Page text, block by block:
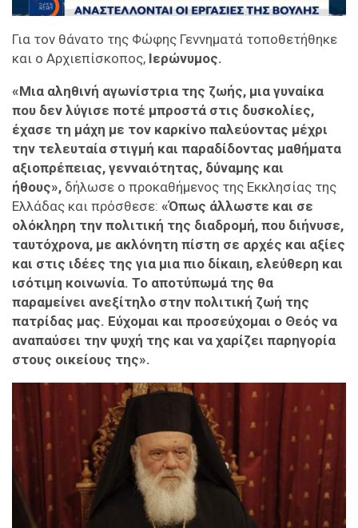
Για τον θάνατο της Φώφης Γεννηματά τοποθετήθηκε
και ο Αρχιεπίσκοπος, Ιερώνυμος.
«Μια αληθινή αγωνίστρια της ζωής, μια γυναίκα
που δεν λύγισε ποτέ μπροστά στις δυσκολίες,
έχασε τη μάχη με τον καρκίνο παλεύοντας μέχρι
την τελευταία στιγμή και παραδίδοντας μαθήματα
αξιοπρέπειας, γενναιότητας, δύναμης και
ήθους», δήλωσε ο προκαθήμενος της Εκκλησίας της
Ελλάδας και πρόσθεσε: «Όπως άλλωστε και σε
ολόκληρη την πολιτική της διαδρομή, που διήνυσε,
ταυτόχρονα, με ακλόνητη πίστη σε αρχές και αξίες
και στις ιδέες της για μια πιο δίκαιη, ελεύθερη και
ισότιμη κοινωνία. Το αποτύπωμά της θα
παραμείνει ανεξίτηλο στην πολιτική ζωή της
πατρίδας μας. Εύχομαι και προσεύχομαι ο Θεός να
αναπαύσει την ψυχή της και να χαρίζει παρηγορία
στους οικείους της».